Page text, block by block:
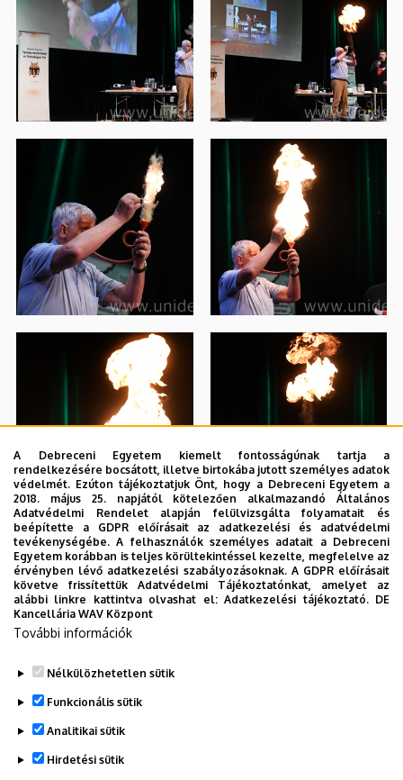
A Debreceni Egyetem kiemelt fontosságúnak tartja a
rendelkezésére bocsátott, illetve birtokába jutott személyes adatok
védelmét. Ezúton tájékoztatjuk Önt, hogy a Debreceni Egyetem a
2018. május 25. napjától kötelezően alkalmazandó Általános
Adatvédelmi Rendelet alapján felülvizsgálta folyamatait és
beépítette a GDPR előírásait az adatkezelési és adatvédelmi
tevékenységébe. A felhasználók személyes adatait a Debreceni
Egyetem korábban is teljes körültekintéssel kezelte, megfelelve az
érvényben lévő adatkezelési szabályozásoknak. A GDPR előírásait
követve frissítettük Adatvédelmi Tájékoztatónkat, amelyet az
alábbi linkre kattintva olvashat el:Adatkezelési tájékoztató. DE
Kancellária WAV Központ
További információk
Nélkülözhetetlen sütik
Funkcionális sütik
Analitikai sütik
Hirdetési sütik